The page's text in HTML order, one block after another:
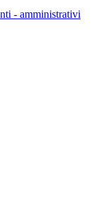
- amministrativi